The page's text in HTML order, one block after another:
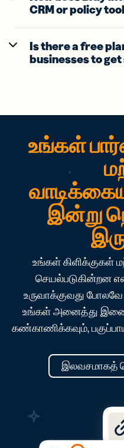
CRM or policy
Is there a free
businesses to
உங்கள்
இன்று
உங்கள் கிளிக்குகள்
செயல்படுகின்றன
உருவாக்குவது
உங்கள் அனைத்து
கண்காணிக்கவும்,
இலவசமாகத்